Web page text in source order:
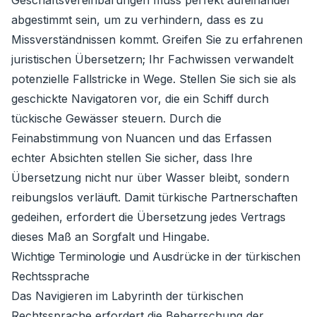
abgestimmt sein, um zu verhindern, dass es zu
Missverständnissen kommt. Greifen Sie zu erfahrenen
juristischen Übersetzern; Ihr Fachwissen verwandelt
potenzielle Fallstricke in Wege. Stellen Sie sich sie als
geschickte Navigatoren vor, die ein Schiff durch
tückische Gewässer steuern. Durch die
Feinabstimmung von Nuancen und das Erfassen
echter Absichten stellen Sie sicher, dass Ihre
Übersetzung nicht nur über Wasser bleibt, sondern
reibungslos verläuft. Damit türkische Partnerschaften
gedeihen, erfordert die Übersetzung jedes Vertrags
dieses Maß an Sorgfalt und Hingabe.
Wichtige Terminologie und Ausdrücke in der türkischen
Rechtssprache
Das Navigieren im Labyrinth der türkischen